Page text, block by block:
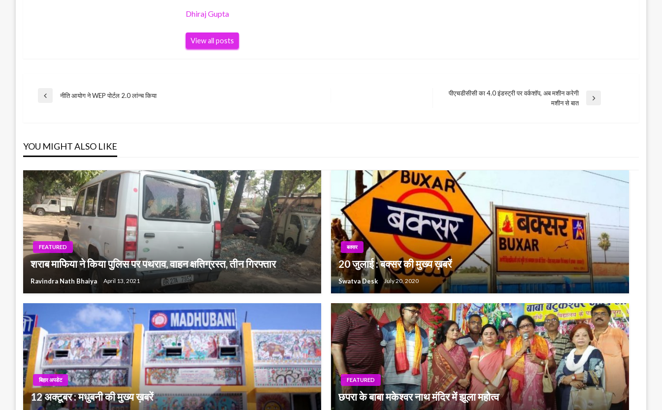
Dhiraj Gupta
View all posts
Post
Previous
नीति आयोग ने WEP पोर्टल 2.0 लांन्च किया
पीएचडीसीसी का 4.0 इंडस्ट्री पर वर्कशॉप, अब मशीन करेगी
मशीन से बात
YOU MIGHT ALSO LIKE
FEATURED
शराब माफिया ने किया पुलिस पर पथराव, वाहन क्षतिग्रस्त, तीन गिरफ्तार
Ravindra Nath Bhaiya April 13, 2021
बक्सर
20 जुलाई : बक्सर की मुख्य ख़बरें
Swatva Desk July 20, 2020
बिहार अपडेट
12 अक्टूबर : मधुबनी की मुख्य ख़बरें
FEATURED
छपरा के बाबा मकेश्वर नाथ मंदिर में झूला महोत्व